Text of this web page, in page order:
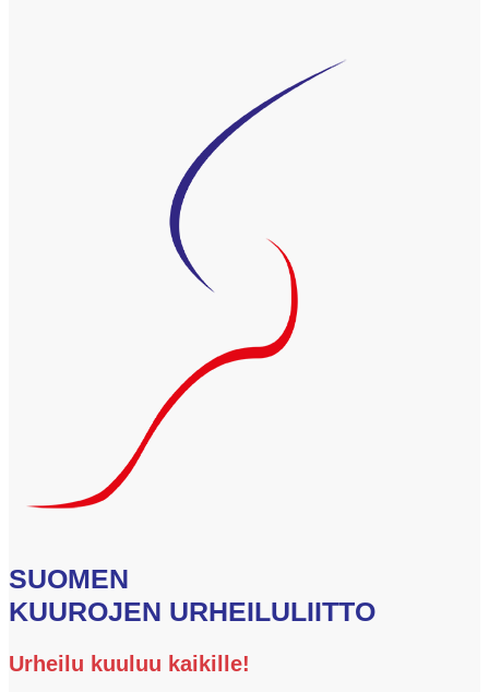
SUOMEN
KUUROJEN URHEILULIITTO
Urheilu kuuluu kaikille!